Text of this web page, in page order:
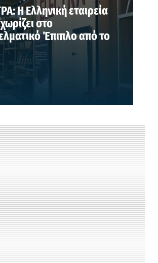
Η Ελληνική εταιρεία
στο
Έπιπλο από το